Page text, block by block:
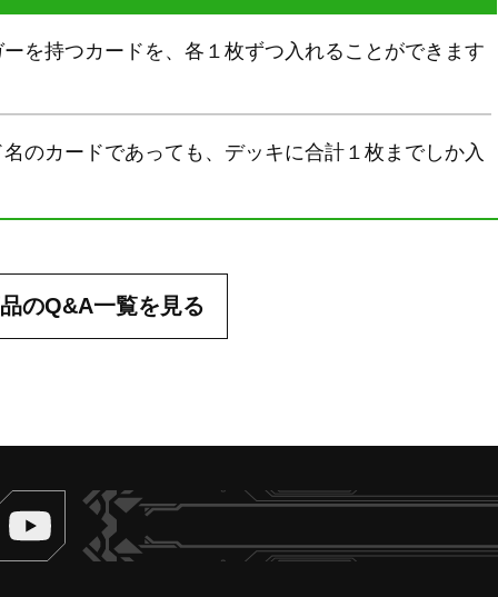
を持つカードを、各１枚ずつ入れることができます
のカードであっても、デッキに合計１枚までしか入
のQ&A一覧を見る
ヴァンガードch